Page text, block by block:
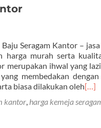
Seragam Kantor –
harga murah serta
ihwal yang
membedakan
biasa dilakukan oleh[…]
kantor, harga kemeja